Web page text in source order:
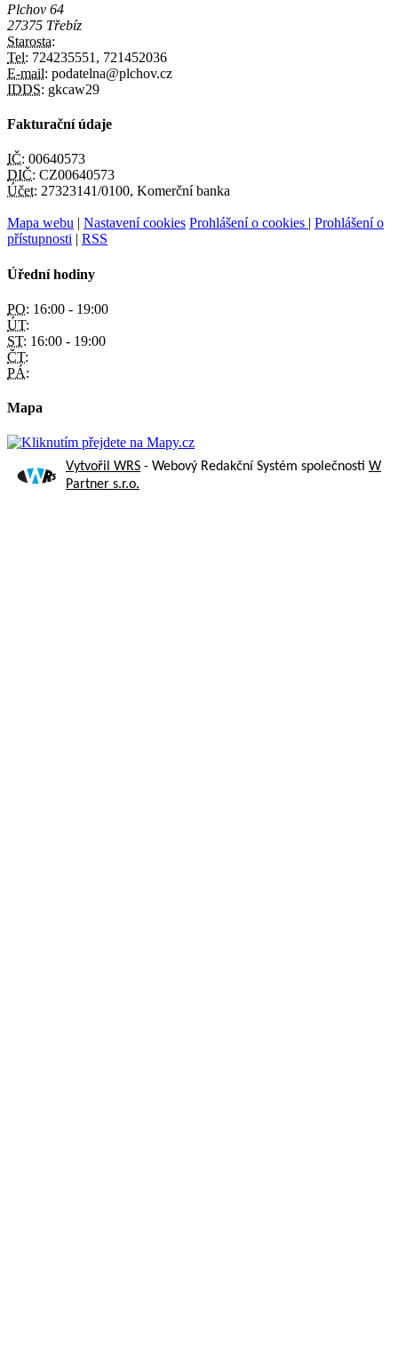
Plchov 64
27375 Třebíz
Starosta:
Tel: 724235551, 721452036
E-mail: podatelna@plchov.cz
IDDS: gkcaw29
Fakturační údaje
IČ: 00640573
DIČ: CZ00640573
Účet: 27323141/0100, Komerční banka
Mapa webu | Nastavení cookies Prohlášení o cookies | Prohlášení o
přístupnosti | RSS
Úřední hodiny
PO: 16:00 - 19:00
ÚT:
ST: 16:00 - 19:00
ČT:
PÁ:
Mapa
Vytvořil WRS - Webový Redakční Systém společnosti W
Partner s.r.o.